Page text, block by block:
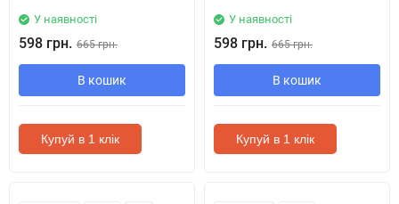
У наявності
598 грн. 665 грн.
В кошик
Купуй в 1 клік
У наявності
598 грн. 665 грн.
В кошик
Купуй в 1 клік